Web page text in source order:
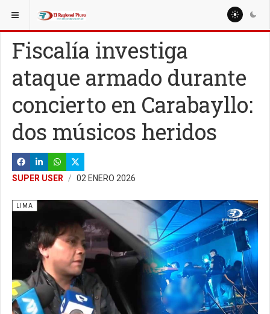
ESTÁ AQUÍ: NACIONALES
Fiscalía investiga
ataque armado durante
concierto en Carabayllo:
dos músicos heridos
SUPER USER 02 ENERO 2026
LIMA